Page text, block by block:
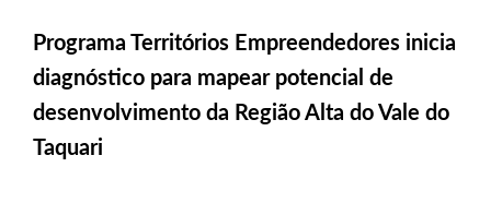
Programa Territórios Empreendedores inicia
diagnóstico para mapear potencial de
desenvolvimento da Região Alta do Vale do
Taquari